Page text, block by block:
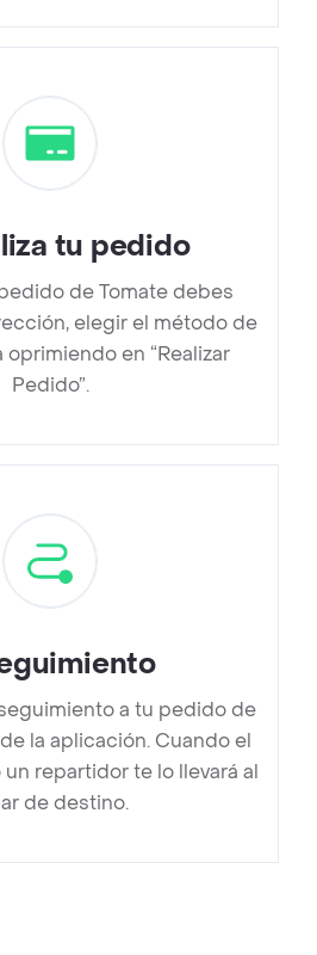
tu pedido
de Tomate debes
elegir el método de
oprimiendo en “Realizar
Pedido”.
a tu pedido de
la aplicación. Cuando el
repartidor te lo llevará al
de destino.